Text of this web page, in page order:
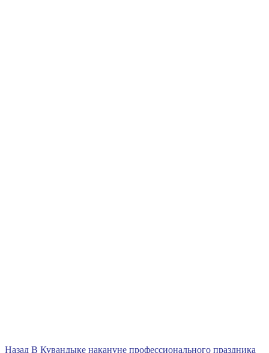
Назад Предыдущая
В Кувандыке накануне профессионального праздника